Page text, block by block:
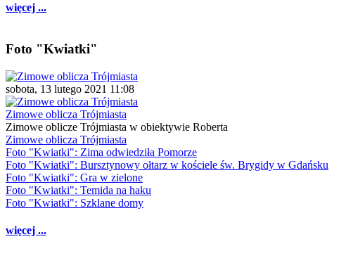
więcej ...
Foto "Kwiatki"
sobota, 13 lutego 2021 11:08
Zimowe oblicza Trójmiasta
Zimowe oblicze Trójmiasta w obiektywie Roberta
Zimowe oblicza Trójmiasta
Foto "Kwiatki": Zima odwiedziła Pomorze
Foto "Kwiatki": Bursztynowy ołtarz w kościele św. Brygidy w Gdańsku
Foto "Kwiatki": Gra w zielone
Foto "Kwiatki": Temida na haku
Foto "Kwiatki": Szklane domy
więcej ...